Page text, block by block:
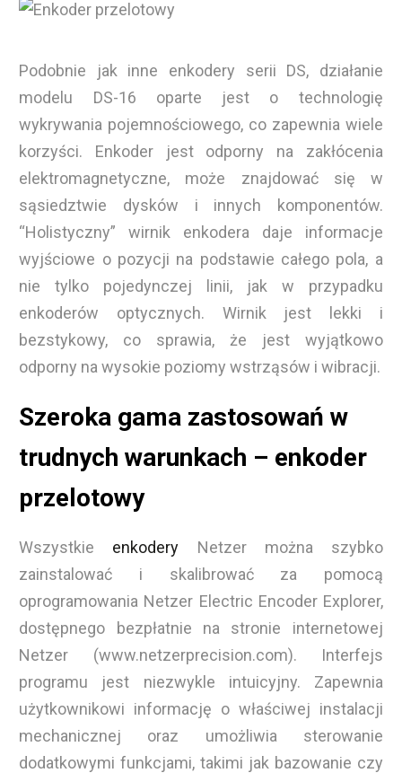
Podobnie jak inne enkodery serii DS, działanie
modelu DS-16 oparte jest o technologię
wykrywania pojemnościowego, co zapewnia wiele
korzyści. Enkoder jest odporny na zakłócenia
elektromagnetyczne, może znajdować się w
sąsiedztwie dysków i innych komponentów.
“Holistyczny” wirnik enkodera daje informacje
wyjściowe o pozycji na podstawie całego pola, a
nie tylko pojedynczej linii, jak w przypadku
enkoderów optycznych. Wirnik jest lekki i
bezstykowy, co sprawia, że jest wyjątkowo
odporny na wysokie poziomy wstrząsów i wibracji.
Szeroka gama zastosowań w
trudnych warunkach – enkoder
przelotowy
Wszystkie enkodery Netzer można szybko
zainstalować i skalibrować za pomocą
oprogramowania Netzer Electric Encoder Explorer,
dostępnego bezpłatnie na stronie internetowej
Netzer (www.netzerprecision.com). Interfejs
programu jest niezwykle intuicyjny. Zapewnia
użytkownikowi informację o właściwej instalacji
mechanicznej oraz umożliwia sterowanie
dodatkowymi funkcjami, takimi jak bazowanie czy